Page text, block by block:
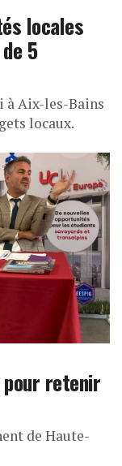
locales
5
à Aix-les-Bains
locaux.
pour retenir
de Haute-